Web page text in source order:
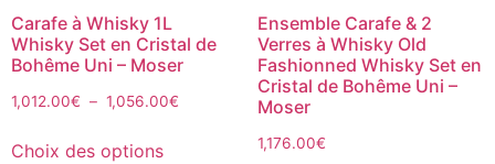
Carafe à Whisky 1L
Whisky Set en Cristal de
Bohême Uni – Moser
1,012.00€ – 1,056.00€
Choix des options
Ensemble Carafe & 2
Verres à Whisky Old
Fashionned Whisky Set en
Cristal de Bohême Uni –
Moser
1,176.00€